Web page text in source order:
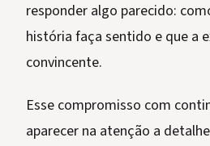
responder algo parecido:
história faça sentido e que a
convincente.
Esse compromisso com
aparecer na atenção a